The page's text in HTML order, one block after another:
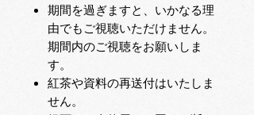
期間を過ぎますと、いかなる理
由でもご視聴いただけません。
期間内のご視聴をお願いしま
す。
紅茶や資料の再送付はいたしま
せん。